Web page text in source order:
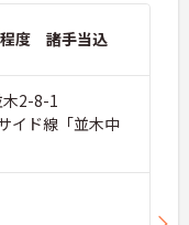
程度 諸手当込
木2-8-1
イド線「並木中